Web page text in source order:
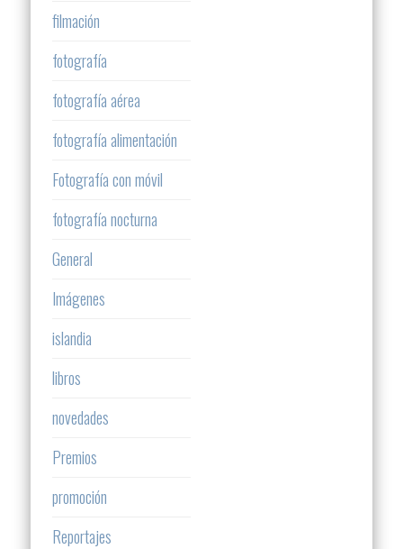
filmación
fotografía
fotografía aérea
fotografía alimentación
Fotografía con móvil
fotografía nocturna
General
Imágenes
islandia
libros
novedades
Premios
promoción
Reportajes